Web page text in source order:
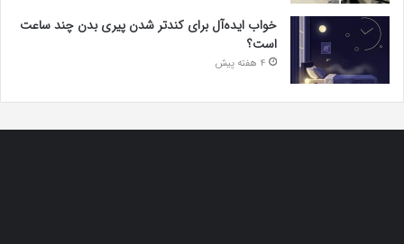
خواب ایده‌آل برای کندتر شدن پیری بدن چند ساعت
است؟
4 هفته پیش